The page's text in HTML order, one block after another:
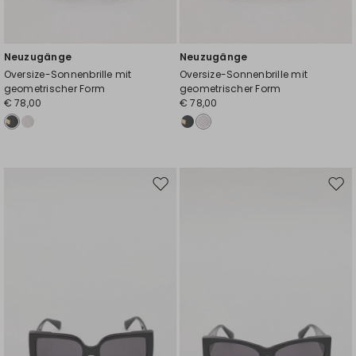
Neuzugänge
Oversize-Sonnenbrille mit
geometrischer Form
€ 78,00
Neuzugänge
Oversize-Sonnenbrille mit
geometrischer Form
€ 78,00
Auf
Auf